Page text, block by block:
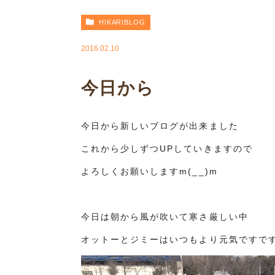
HIKARIBLOG
2016.02.10
今日から
今日から新しいブログが出来ました
これから少しずつUPしていきますので
よろしくお願いしますm(__)m
今日は朝から風が吹いて寒さ厳しい中
オットーとジミーはいつもより元気ですで